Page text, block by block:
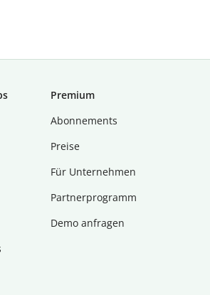
Premium
Abon­ne­ments
Preise
Für Unternehmen
Partnerprogramm
Demo anfragen